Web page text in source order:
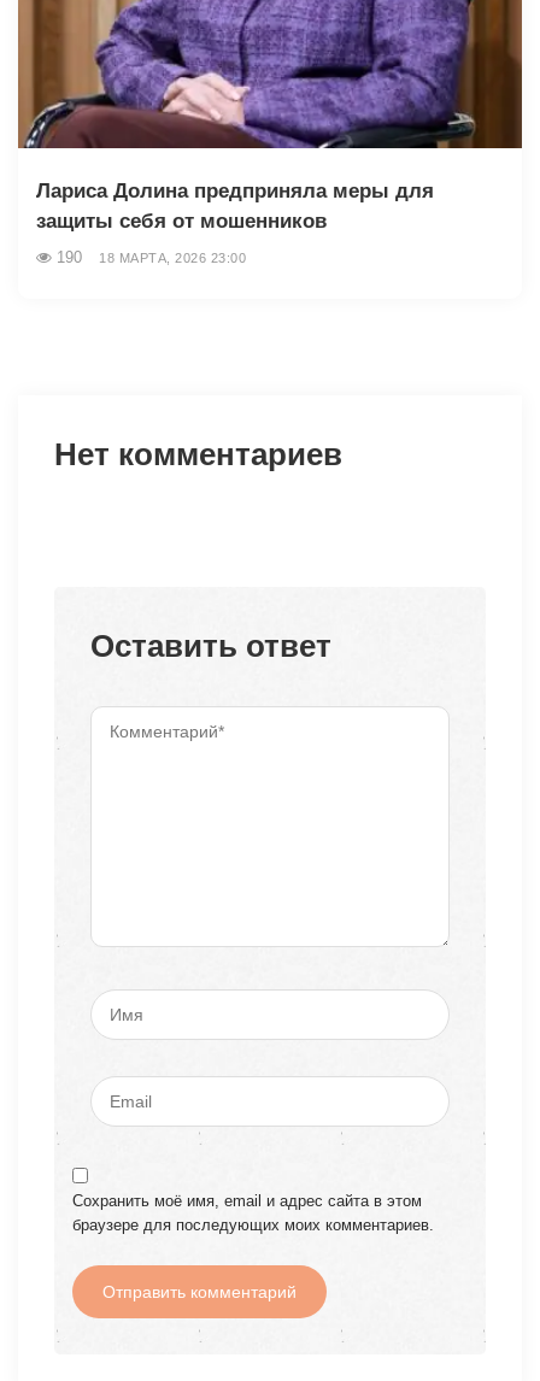
Лариса Долина предприняла меры для
защиты себя от мошенников
190 18 МАРТА, 2026 23:00
Нет комментариев
Оставить ответ
Сохранить моё имя, email и адрес сайта в этом
браузере для последующих моих комментариев.